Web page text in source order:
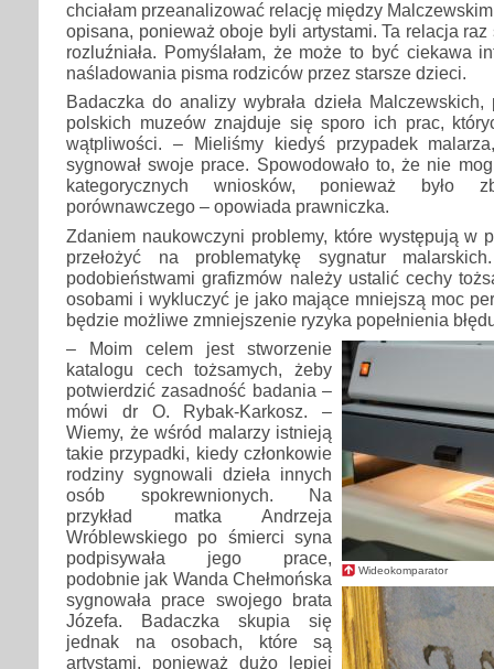
chciałam przeanalizować relację między
opisana, ponieważ oboje byli artystami. Ta relacja raz
rozluźniała. Pomyślałam, że może to być ciekawa
naśladowania pisma rodziców przez starsze dzieci.
Badaczka do analizy wybrała dzieła
polskich muzeów znajduje się sporo ich prac,
wątpliwości. – Mieliśmy kiedyś przypadek
sygnował swoje prace. Spowodowało to, że nie
kategorycznych wniosków, ponieważ było
porównawczego – opowiada prawniczka.
Zdaniem naukowczyni problemy, które występują w
przełożyć na problematykę sygnatur
podobieństwami grafizmów należy ustalić cechy
osobami i wykluczyć je jako mające mniejszą moc
będzie możliwe zmniejszenie ryzyka popełnienia
Wideokomparator
– Moim celem jest stworzenie
katalogu cech tożsamych, żeby
potwierdzić zasadność badania –
mówi dr O. Rybak-Karkosz. –
Wiemy, że wśród malarzy istnieją
takie przypadki, kiedy członkowie
rodziny sygnowali dzieła innych
osób spokrewnionych. Na
przykład matka Andrzeja
Wróblewskiego po śmierci syna
podpisywała jego prace,
podobnie jak Wanda Chełmońska
sygnowała prace swojego brata
Józefa. Badaczka skupia się
jednak na osobach, które są
artystami, ponieważ dużo lepiej